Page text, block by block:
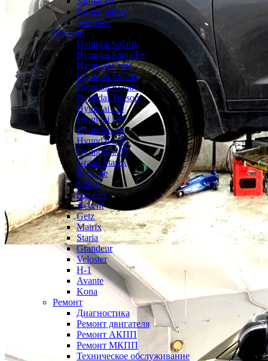
Видео работ
Эксперт
Модели
Hyundai Solaris
Hyundai Santa Fe
Hyundai Creta
Hyundai Sonata
Hyundai Elantra
Hyundai Tucson
Hyundai i20
Hyundai i30
Hyundai i40
Hyundai ix35
Hyundai ix55
Grand Starex
Palisade
Equus
Genesis
Accent
Getz
Matrix
Staria
Grandeur
Veloster
H-1
Avante
Kona
Ремонт
Диагностика
Ремонт двигателя
Ремонт АКПП
Ремонт МКПП
Техническое обслуживание